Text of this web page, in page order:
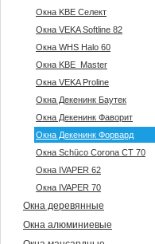
Окна KBE Селект
Окна VEKA Softline 82
Окна WHS Halo 60
Окна KBE_Master
Окна VEKA Proline
Окна Декенинк Баутек
Окна Декенинк Фаворит
Окна Декенинк Форвард
Окна Sсhüco Corona CT 70
Окна IVAPER 62
Окна IVAPER 70
Окна деревянные
Окна алюминиевые